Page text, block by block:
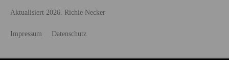
Aktualisiert 2026. Richie Necker
Impressum Datenschutz